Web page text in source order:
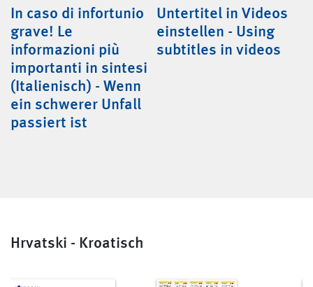
In caso di infortunio
grave! Le
informazioni più
importanti in sintesi
(Italienisch) - Wenn
ein schwerer Unfall
passiert ist
Untertitel in Videos
einstellen - Using
subtitles in videos
Hrvatski - Kroatisch